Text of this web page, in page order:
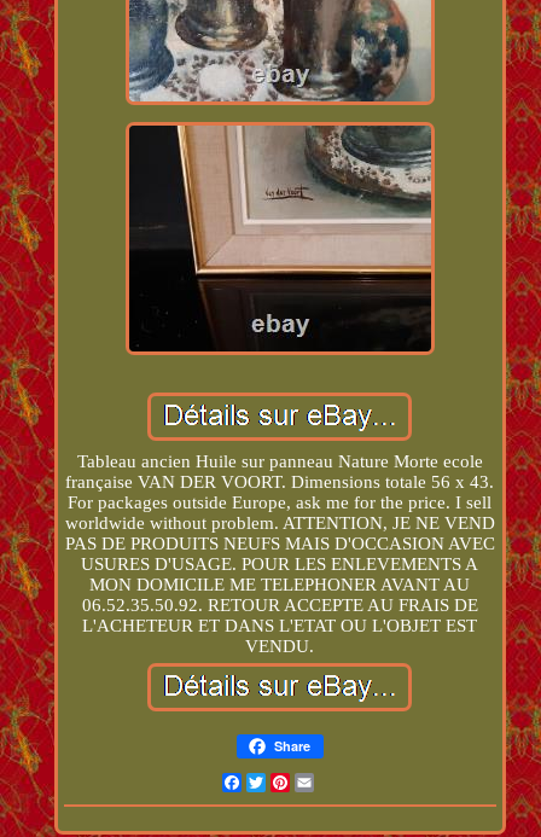
Tableau ancien Huile sur panneau Nature Morte ecole
française VAN DER VOORT. Dimensions totale 56 x 43.
For packages outside Europe, ask me for the price. I sell
worldwide without problem. ATTENTION, JE NE VEND
PAS DE PRODUITS NEUFS MAIS D'OCCASION AVEC
USURES D'USAGE. POUR LES ENLEVEMENTS A
MON DOMICILE ME TELEPHONER AVANT AU
06.52.35.50.92. RETOUR ACCEPTE AU FRAIS DE
L'ACHETEUR ET DANS L'ETAT OU L'OBJET EST
VENDU.
Share
Facebook
TwitterPinterest